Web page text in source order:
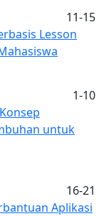
11-15
Lesson
1-10
untuk
16-21
Aplikasi